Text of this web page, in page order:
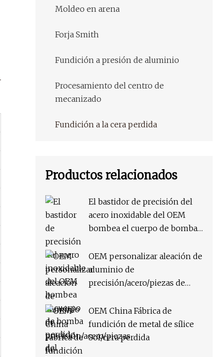
Moldeo en arena
Forja Smith
Fundición a presión de aluminio
Procesamiento del centro de
mecanizado
Fundición a la cera perdida
Productos relacionados
El bastidor de precisión del
acero inoxidable del OEM
bombea el cuerpo de bomba
inversión de la cera
OEM personalizar aleación de
aluminio de
precisión/acero/piezas de
inoxidable fundición a
presión/fundición a la cera
perdida/fundición de
OEM China Fábrica de
fundición de metal de sílice
Sol/cera perdida